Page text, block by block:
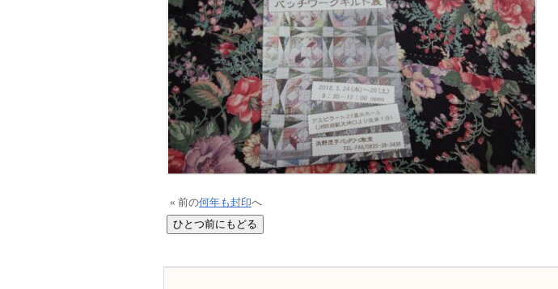
« 前の何年も封印へ